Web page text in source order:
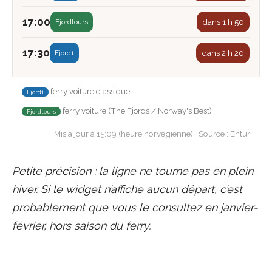
17:00 Fjordtours dans 1 h 50
17:30 Fjord1 dans 2 h 20
Fjord1 ferry voiture classique
Fjordtours ferry voiture (The Fjords / Norway's Best)
Mis à jour à 15:09 (heure norvégienne) · Source : Entur
Petite précision : la ligne ne tourne pas en plein
hiver. Si le widget n’affiche aucun départ, c’est
probablement que vous le consultez en janvier-
février, hors saison du ferry.